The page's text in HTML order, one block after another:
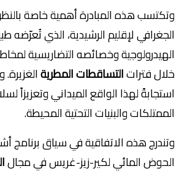
وتكتسب هذه المبادرة أهمية خاصة
الجغرافي لإقليم الرشيدية، الذي تُعرّضه
الهيدرولوجية وخصائصه التضاريسية
خلال فتراتالتساقطات المطرية
استجابةً لهذا الواقع الميداني وتعزيزاً
الممتلكات والبنيات التحتية المحيطة.
وتندرج هذه الاتفاقية في سياق برنامج
الحوض المائي لكير-زيز-غريس في مجال